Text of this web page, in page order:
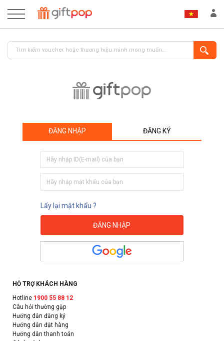
ĐĂNG NHẬP ĐĂNG KÝ
Lấy lại mật khẩu ?
HỖ TRỢ KHÁCH HÀNG
Hotline 1900 55 88 12
Câu hỏi thường gặp
Hướng dẫn đăng ký
Hướng dẫn đặt hàng
Hướng dẫn thanh toán